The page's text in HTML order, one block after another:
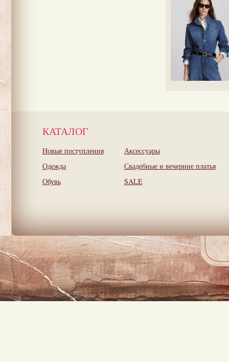
КАТАЛОГ
Новые поступления
Одежда
Обувь
Аксессуары
Свадебные и вечерние платья
SALE